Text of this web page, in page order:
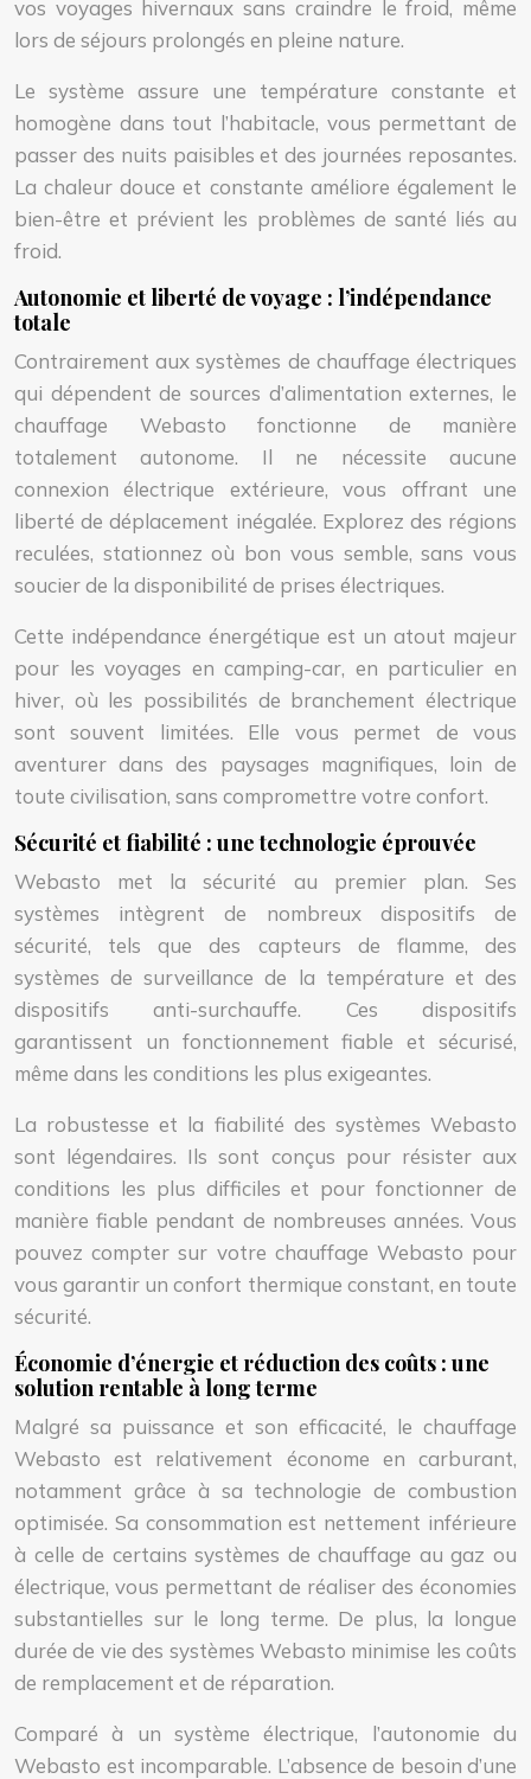
vos voyages hivernaux sans craindre le froid, même
lors de séjours prolongés en pleine nature.
Le système assure une température constante et
homogène dans tout l’habitacle, vous permettant de
passer des nuits paisibles et des journées reposantes.
La chaleur douce et constante améliore également le
bien-être et prévient les problèmes de santé liés au
froid.
Autonomie et liberté de voyage : l’indépendance
totale
Contrairement aux systèmes de chauffage électriques
qui dépendent de sources d’alimentation externes, le
chauffage Webasto fonctionne de manière
totalement autonome. Il ne nécessite aucune
connexion électrique extérieure, vous offrant une
liberté de déplacement inégalée. Explorez des régions
reculées, stationnez où bon vous semble, sans vous
soucier de la disponibilité de prises électriques.
Cette indépendance énergétique est un atout majeur
pour les voyages en camping-car, en particulier en
hiver, où les possibilités de branchement électrique
sont souvent limitées. Elle vous permet de vous
aventurer dans des paysages magnifiques, loin de
toute civilisation, sans compromettre votre confort.
Sécurité et fiabilité : une technologie éprouvée
Webasto met la sécurité au premier plan. Ses
systèmes intègrent de nombreux dispositifs de
sécurité, tels que des capteurs de flamme, des
systèmes de surveillance de la température et des
dispositifs anti-surchauffe. Ces dispositifs
garantissent un fonctionnement fiable et sécurisé,
même dans les conditions les plus exigeantes.
La robustesse et la fiabilité des systèmes Webasto
sont légendaires. Ils sont conçus pour résister aux
conditions les plus difficiles et pour fonctionner de
manière fiable pendant de nombreuses années. Vous
pouvez compter sur votre chauffage Webasto pour
vous garantir un confort thermique constant, en toute
sécurité.
Économie d’énergie et réduction des coûts : une
solution rentable à long terme
Malgré sa puissance et son efficacité, le chauffage
Webasto est relativement économe en carburant,
notamment grâce à sa technologie de combustion
optimisée. Sa consommation est nettement inférieure
à celle de certains systèmes de chauffage au gaz ou
électrique, vous permettant de réaliser des économies
substantielles sur le long terme. De plus, la longue
durée de vie des systèmes Webasto minimise les coûts
de remplacement et de réparation.
Comparé à un système électrique, l’autonomie du
Webasto est incomparable. L’absence de besoin d’une